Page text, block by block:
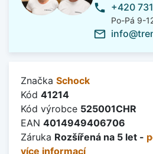
phone +420
Po-Pá 9-
mail_outline
Značka Schock
Kód 41214
Kód výrobce 525001CHR
EAN 4014949406706
Záruka Rozšířená na 5 let -
více informací